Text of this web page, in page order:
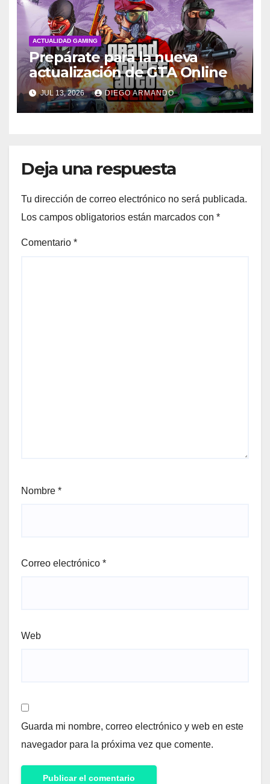
ACTUALIDAD GAMING
Prepárate para la nueva
actualización de GTA Online
JUL 13, 2026 DIEGO ARMANDO
Deja una respuesta
Tu dirección de correo electrónico no será publicada.
Los campos obligatorios están marcados con *
Comentario *
Nombre *
Correo electrónico *
Web
Guarda mi nombre, correo electrónico y web en este
navegador para la próxima vez que comente.